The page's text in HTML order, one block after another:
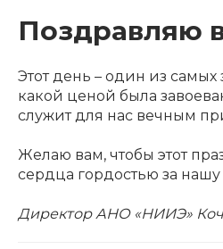
Поздравляю
Этот день – один из
какой ценой была
служит для нас вечным
Желаю вам, чтобы этот
сердца гордостью за
Директор АНО «НИИЭ»